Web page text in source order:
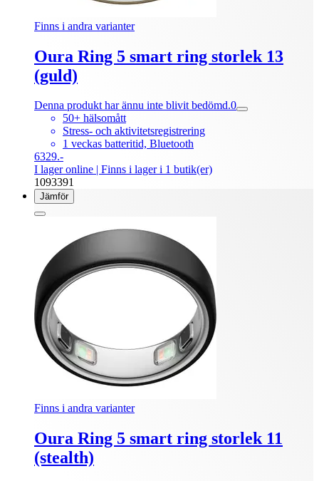
Finns i andra varianter
Oura Ring 5 smart ring storlek 13
(guld)
Denna produkt har ännu inte blivit bedömd.0
50+ hälsomått
Stress- och aktivitetsregistrering
1 veckas batteritid, Bluetooth
6329.-
I lager online | Finns i lager i 1 butik(er)
1093391
Jämför
Finns i andra varianter
Oura Ring 5 smart ring storlek 11
(stealth)